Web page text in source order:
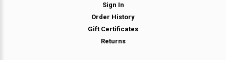
Sign In
Order History
Gift Certificates
Returns